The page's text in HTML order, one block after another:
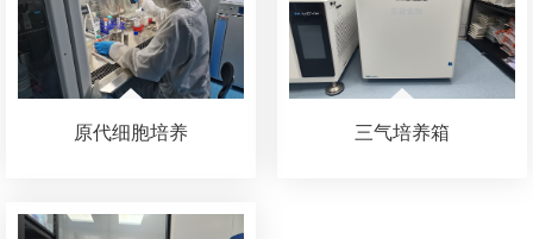
原代细胞培养 三气培养箱